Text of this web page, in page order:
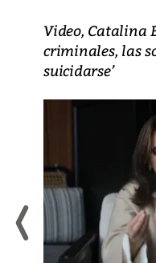
Video, Catalina
criminales, las
suicidarse’